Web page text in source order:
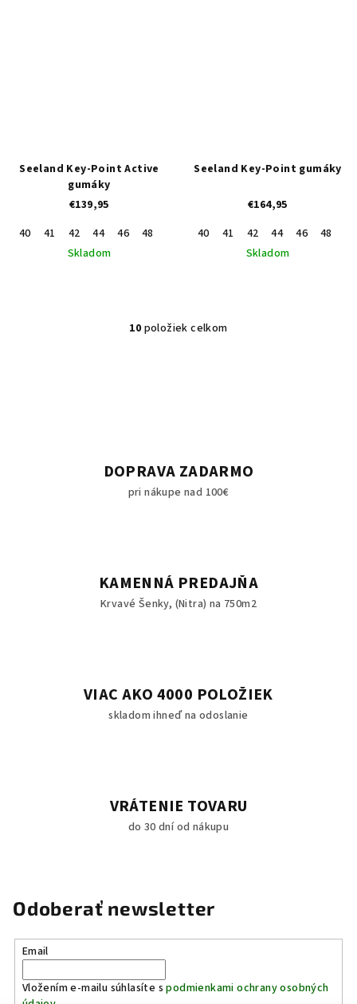
Seeland Key-Point Active
gumáky
€139,95
40
41 42 44 46 48 45
47
Skladom
Seeland Key-Point gumáky
€164,95
40
41 42 44 46 48
Skladom
O
i
e
p
y
v
ý
10 položiek celkom
DOPRAVA ZADARMO
pri nákupe nad 100€
KAMENNÁ PREDAJŇA
Krvavé Šenky, (Nitra) na 750m2
VIAC AKO 4000 POLOŽIEK
skladom ihneď na odoslanie
VRÁTENIE TOVARU
do 30 dní od nákupu
Odoberať newsletter
Email
Vložením e-mailu súhlasíte spodmienkami ochrany osobných